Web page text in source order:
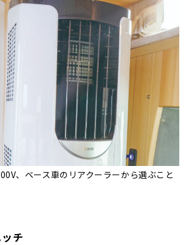
、ベース車のリアクーラーから選ぶこと
チ